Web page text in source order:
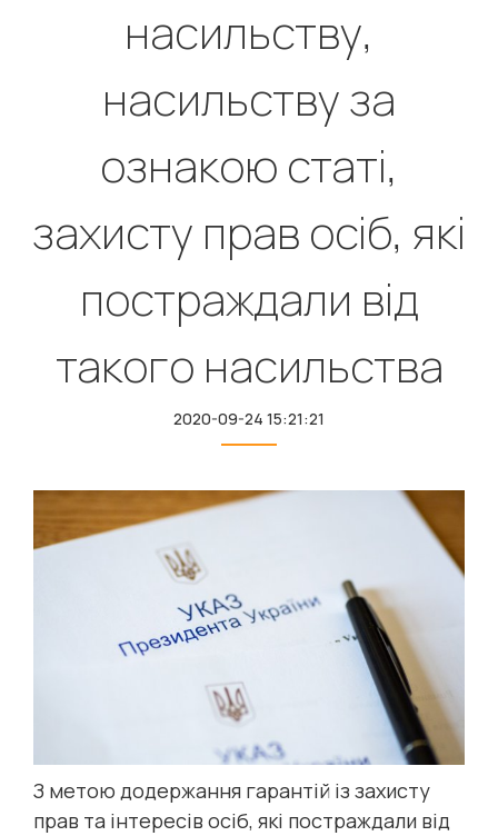
насильству,
насильству за
ознакою статі,
захисту прав осіб, які
постраждали від
такого насильства
2020-09-24 15:21:21
З метою додержання гарантій із захисту
прав та інтересів осіб, які постраждали від